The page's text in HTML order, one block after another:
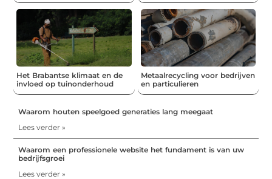
Het Brabantse klimaat en de
invloed op tuinonderhoud
Metaalrecycling voor bedrijven
en particulieren
Waarom houten speelgoed generaties lang meegaat
Lees verder »
Waarom een professionele website het fundament is van uw
bedrijfsgroei
Lees verder »